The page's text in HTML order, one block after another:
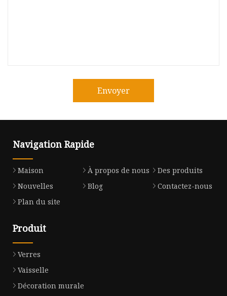
Envoyer
Navigation Rapide
Maison À propos de nous
Des produits
Nouvelles
Blog
Contactez-nous
Plan du site
Produit
Verres
Vaisselle
Décoration murale